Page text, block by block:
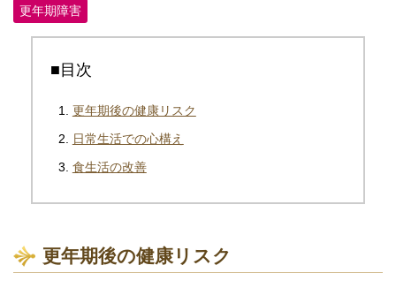
更年期障害
■目次
更年期後の健康リスク
日常生活での心構え
食生活の改善
更年期後の健康リスク